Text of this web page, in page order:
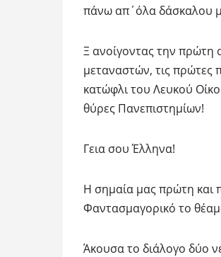
πάνω απ΄όλα δάσκαλου
Ξ ανοίγοντας την πρώτη
μεταναστών, τις πρώτες
κατώφλι του Λευκού
θύρες Πανεπιστημίων!
Γεια σου Έλληνα!
Η σημαία μας πρώτη και
Φαντασμαγορικό το
Άκουσα το διάλογο δύο